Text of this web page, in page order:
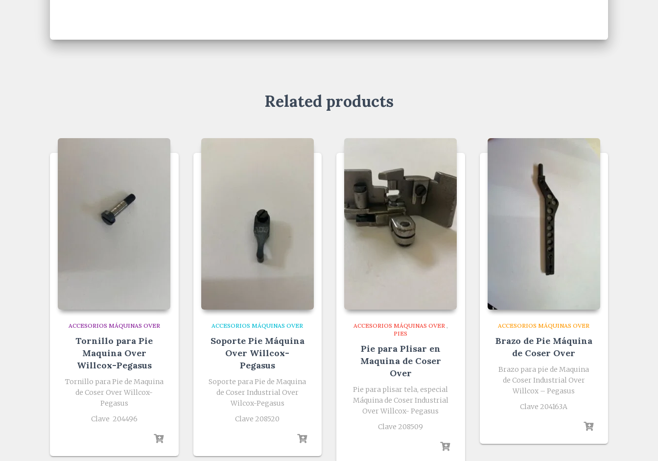
Related products
ACCESORIOS MÁQUINAS OVER
Tornillo para Pie
Maquina Over
Willcox-Pegasus
Tornillo para Pie de Maquina
de Coser Over Willcox-
Pegasus
Clave 204496
ACCESORIOS MÁQUINAS OVER
Soporte Pie Máquina
Over Willcox-
Pegasus
Soporte para Pie de Maquina
de Coser Industrial Over
Wilcox-Pegasus
Clave 208520
ACCESORIOS MÁQUINAS OVER
PIES
Pie para Plisar en
Maquina de Coser
Over
Pie para plisar tela, especial
Máquina de Coser Industrial
Over Willcox- Pegasus
Clave 208509
ACCESORIOS MÁQUINAS OVER
Brazo de Pie Máquina
de Coser Over
Brazo para pie de Maquina
de Coser Industrial Over
Willcox – Pegasus
Clave 204163A